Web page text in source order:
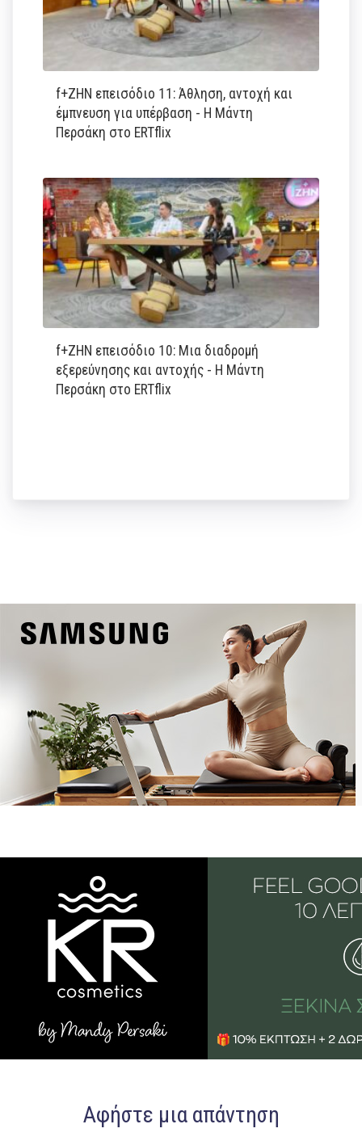
f+ΖΗΝ επεισόδιο 11: Άθληση, αντοχή και
έμπνευση για υπέρβαση - Η Μάντη
Περσάκη στο ERTflix
f+ΖΗΝ επεισόδιο 10: Μια διαδρομή
εξερεύνησης και αντοχής - Η Μάντη
Περσάκη στο ERTflix
Αφήστε μια απάντηση